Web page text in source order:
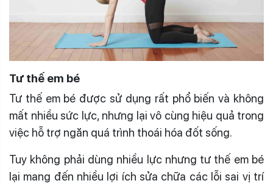
Tư thế em bé
Tư thế em bé được sử dụng rất phổ biến và không
mất nhiều sức lực, nhưng lại vô cùng hiệu quả trong
việc hỗ trợ ngăn quá trình thoái hóa đốt sống.
Tuy không phải dùng nhiều lực nhưng tư thế em bé
lại mang đến nhiều lợi ích sửa chữa các lỗi sai vị trí